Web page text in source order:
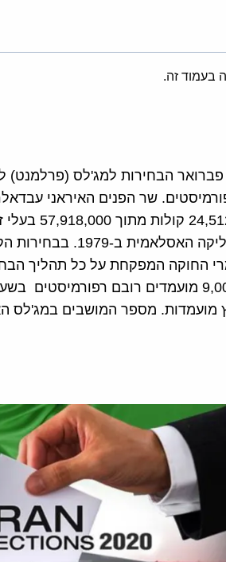
בעמוד זה.
באיראן התקיימו ב-21 פברואר הבחירות
שר הפנים האיראני
על 42.57
החוקה המפקחת על כל תהליך